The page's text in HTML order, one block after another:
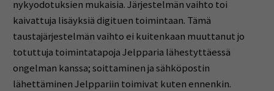
nykyodotuksien mukaisia. Järjestelmän vaihto toi
kaivattuja lisäyksiä digituen toimintaan. Tämä
taustajärjestelmän vaihto ei kuitenkaan muuttanut jo
totuttuja toimintatapoja Jelpparia lähestyttäessä
ongelman kanssa; soittaminen ja sähköpostin
lähettäminen Jelppariin toimivat kuten ennenkin.